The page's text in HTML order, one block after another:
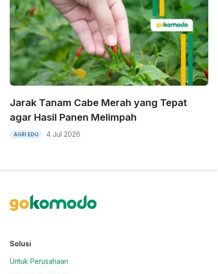
Jarak Tanam Cabe Merah yang Tepat
agar Hasil Panen Melimpah
AGRI EDU 4 Jul 2026
Solusi
Untuk Perusahaan